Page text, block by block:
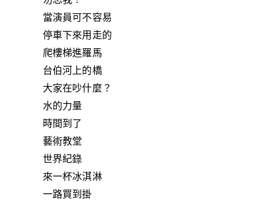
當演員可不容易
停車下來用走的
爬樓梯進羅馬
台伯河上的橋
大家在吵什麼？
水的力量
時間到了
藝術教堂
世界紀錄
來一杯冰淇淋
一路買到掛